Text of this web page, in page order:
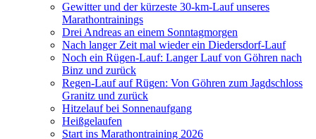
Gewitter und der kürzeste 30-km-Lauf unseres
Marathontrainings
Drei Andreas an einem Sonntagmorgen
Nach langer Zeit mal wieder ein Diedersdorf-Lauf
Noch ein Rügen-Lauf: Langer Lauf von Göhren nach
Binz und zurück
Regen-Lauf auf Rügen: Von Göhren zum Jagdschloss
Granitz und zurück
Hitzelauf bei Sonnenaufgang
Heißgelaufen
Start ins Marathontraining 2026